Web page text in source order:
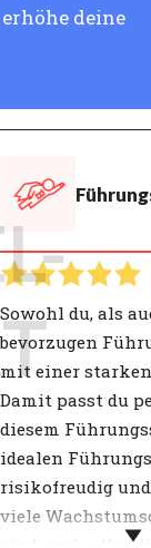
deine
Sowohl du, als
bevorzugen
mit einer
Damit passt du
diesem
idealen
risikofreudig
viele